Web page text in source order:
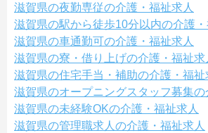
滋賀県の夜勤専従の介護・福祉求人
滋賀県の駅から徒歩10分以内の介護・
滋賀県の車通勤可の介護・福祉求人
滋賀県の寮・借り上げの介護・福祉求
滋賀県の住宅手当・補助の介護・福祉
滋賀県のオープニングスタッフ募集の
滋賀県の未経験OKの介護・福祉求人
滋賀県の管理職求人の介護・福祉求人